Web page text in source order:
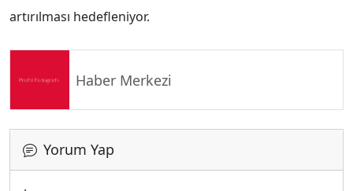
artırılması hedefleniyor.
Haber Merkezi
Yorum Yap